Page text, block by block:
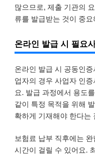
많으므로, 제출 기관의
류를 발급받는 것이 중요
온라인 발급 시 필요
온라인 발급 시 공동인
업자의 경우 사업자 인
요. 발급 과정에서 용도
같이 특정 목적을 위해
확하게 기재해야 한다는
보험료 납부 직후에는
시간이 걸릴 수 있어요.